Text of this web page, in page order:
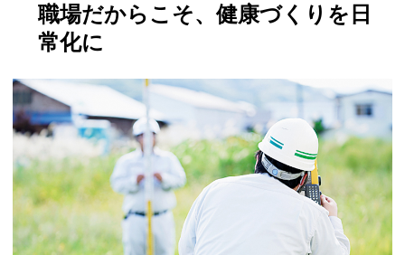
職場だからこそ、健康づくりを日
常化に